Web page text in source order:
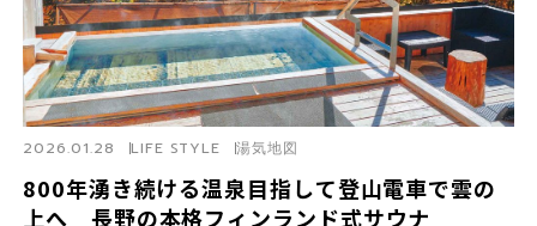
800年湧き続ける温泉目指して登山電車で雲の
上へ 長野の本格フィンランド式サウナ
2026.01.28 LIFE STYLE 湯気地図